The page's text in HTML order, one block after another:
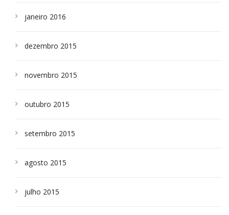
janeiro 2016
dezembro 2015
novembro 2015
outubro 2015
setembro 2015
agosto 2015
julho 2015